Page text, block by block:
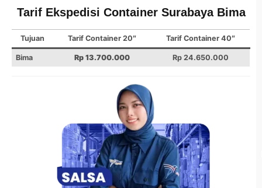
Tarif Ekspedisi Container Surabaya Bima
Tujuan Tarif Container 20″ Tarif Container 40″
Bima Rp 13.700.000 Rp 24.650.000